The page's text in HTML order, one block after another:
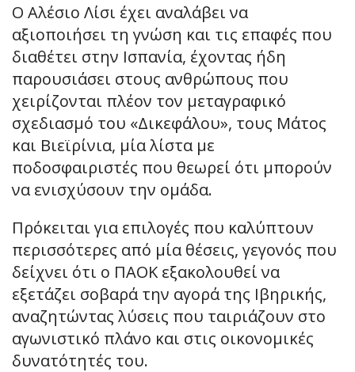
Ο Αλέσιο Λίσι έχει αναλάβει να
αξιοποιήσει τη γνώση και τις επαφές που
διαθέτει στην Ισπανία, έχοντας ήδη
παρουσιάσει στους ανθρώπους που
χειρίζονται πλέον τον μεταγραφικό
σχεδιασμό του «Δικεφάλου», τους Μάτος
και Βιεϊρίνια, μία λίστα με
ποδοσφαιριστές που θεωρεί ότι μπορούν
να ενισχύσουν την ομάδα.
Πρόκειται για επιλογές που καλύπτουν
περισσότερες από μία θέσεις, γεγονός που
δείχνει ότι ο ΠΑΟΚ εξακολουθεί να
εξετάζει σοβαρά την αγορά της Ιβηρικής,
αναζητώντας λύσεις που ταιριάζουν στο
αγωνιστικό πλάνο και στις οικονομικές
δυνατότητές του.